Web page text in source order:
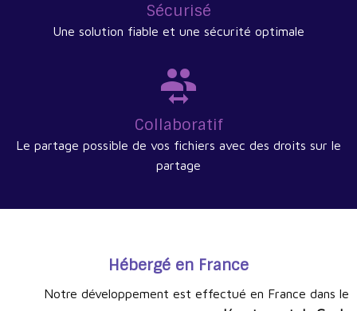
Sécurisé
Une solution fiable et une sécurité optimale
Collaboratif
Le partage possible de vos fichiers avec des droits sur le
partage
Hébergé en France
Notre développement est effectué en France dans le